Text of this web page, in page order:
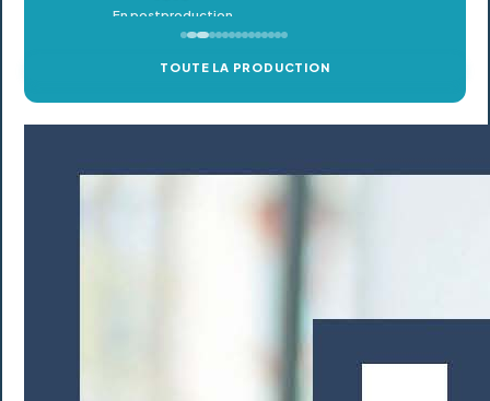
TOUTE LA PRODUCTION